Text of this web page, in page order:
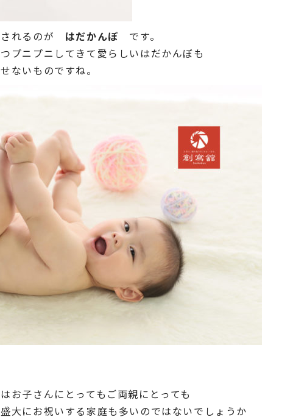
れるのが はだかんぼ です。
プニプニしてきて愛らしいはだかんぼも
ないものですね。
お子さんにとってもご両親にとっても
大にお祝いする家庭も多いのではないでしょうか